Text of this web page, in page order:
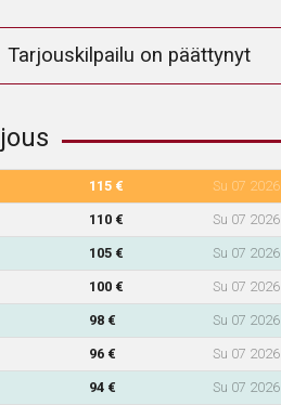
Tarjouskilpailu on päättynyt
115 € Su 07 2026
110 € Su 07 2026
105 € Su 07 2026
100 € Su 07 2026
98 € Su 07 2026
96 € Su 07 2026
94 € Su 07 2026